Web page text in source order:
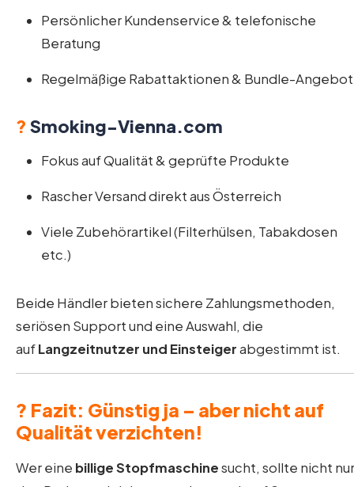
Persönlicher Kundenservice & telefonische
Beratung
Regelmäßige Rabattaktionen & Bundle-
? Smoking-Vienna.com
Fokus auf Qualität & geprüfte Produkte
Rascher Versand direkt aus Österreich
Viele Zubehörartikel (Filterhülsen, Tabakdosen
etc.)
Beide Händler bieten sichere Zahlungsmethoden,
seriösen Support und eine Auswahl, die
aufLangzeitnutzer und Einsteigerabgestimmt ist.
? Fazit: Günstig ja – aber nicht auf
Qualität verzichten!
Wer eine billige Stopfmaschinesucht, sollte nicht nur